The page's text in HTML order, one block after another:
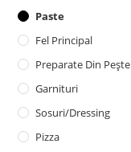
Paste
Fel Principal
Preparate Din Pește
Garnituri
Sosuri/dressing
Pizza